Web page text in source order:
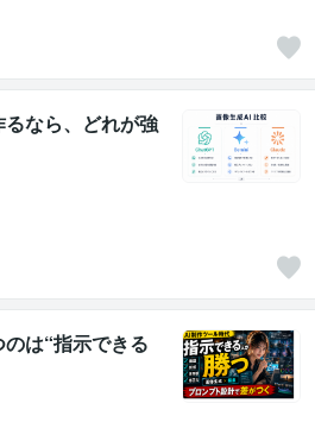
なら、どれが強
は“指示できる